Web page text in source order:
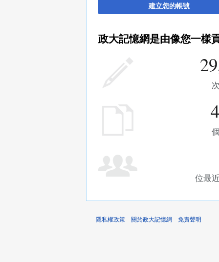
建立您的帳號
政大記憶網是由像您一樣
位最
隱私權政策 關於政大記憶網 免責聲明